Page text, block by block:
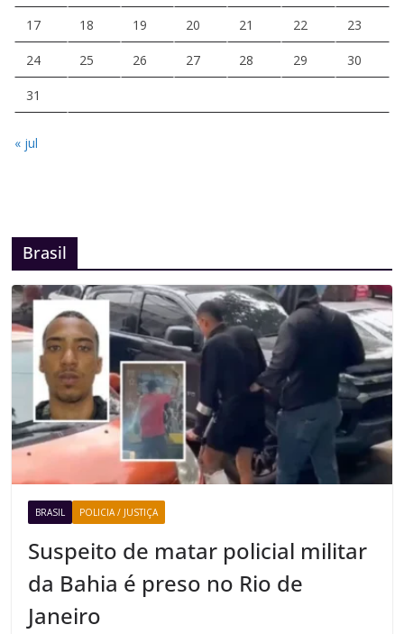
17 18 19 20 21 22 23
24 25 26 27 28 29 30
31
« jul
Brasil
BRASIL POLICIA / JUSTIÇA
Suspeito de matar policial militar
da Bahia é preso no Rio de
Janeiro